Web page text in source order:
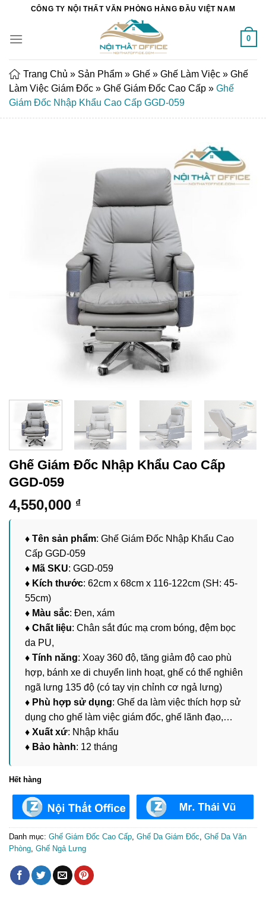
Chuyển
nội
CÔNG TY NỘI THẤT VĂN PHÒNG HÀNG ĐẦU VIỆT NAM
0
Trang Chủ » Sản Phẩm » Ghế » Ghế Làm Việc » Ghế
Làm Việc Giám Đốc » Ghế Giám Đốc Cao Cấp » Ghế
Giám Đốc Nhập Khẩu Cao Cấp GGD-059
Ghế Giám Đốc Nhập Khẩu Cao Cấp
GGD-059
4,550,000 ₫
♦ Tên sản phẩm: Ghế Giám Đốc Nhập Khẩu Cao
Cấp GGD-059
♦ Mã SKU: GGD-059
♦ Kích thước: 62cm x 68cm x 116-122cm (SH: 45-
55cm)
♦ Màu sắc: Đen, xám
♦ Chất liệu: Chân sắt đúc mạ crom bóng, đệm bọc
da PU,
♦ Tính năng: Xoay 360 độ, tăng giảm độ cao phù
hợp, bánh xe di chuyển linh hoạt, ghế có thể nghiên
ngã lưng 135 độ (có tay vịn chỉnh cơ ngả lưng)
♦ Phù hợp sử dụng: Ghế da làm việc thích hợp sử
dụng cho ghế làm việc giám đốc, ghế lãnh đạo,…
♦ Xuất xứ: Nhập khẩu
♦ Bảo hành: 12 tháng
Hết hàng
Danh mục: Ghế Giám Đốc Cao Cấp, Ghế Da Giám Đốc, Ghế Da Văn
Phòng, Ghế Ngả Lưng